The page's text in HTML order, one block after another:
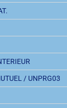
/ UNPRG03